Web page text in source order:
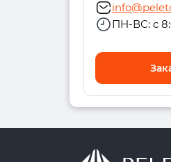
ПН-ВС: с